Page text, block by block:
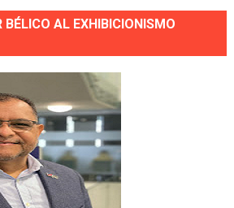
BÉLICO AL EXHIBICIONISMO